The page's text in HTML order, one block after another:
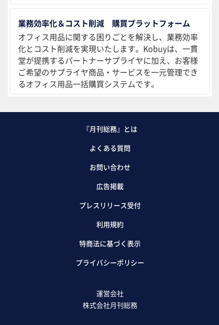
業務効率化＆コスト削減 購買プラットフォーム
オフィス用品に関する困りごとを解決し、業務効率
化とコスト削減を実現いたします。Kobuyは、一貫
堂が提携するパートナーサプライヤに加え、お客様
ご希望のサプライヤ商品・サービスを一元管理でき
るオフィス用品一括購買システムです。
『月刊総務』とは
よくある質問
お問い合わせ
広告掲載
プレスリリース受付
利用規約
特商法に基づく表示
プライバシーポリシー
運営会社
株式会社月刊総務